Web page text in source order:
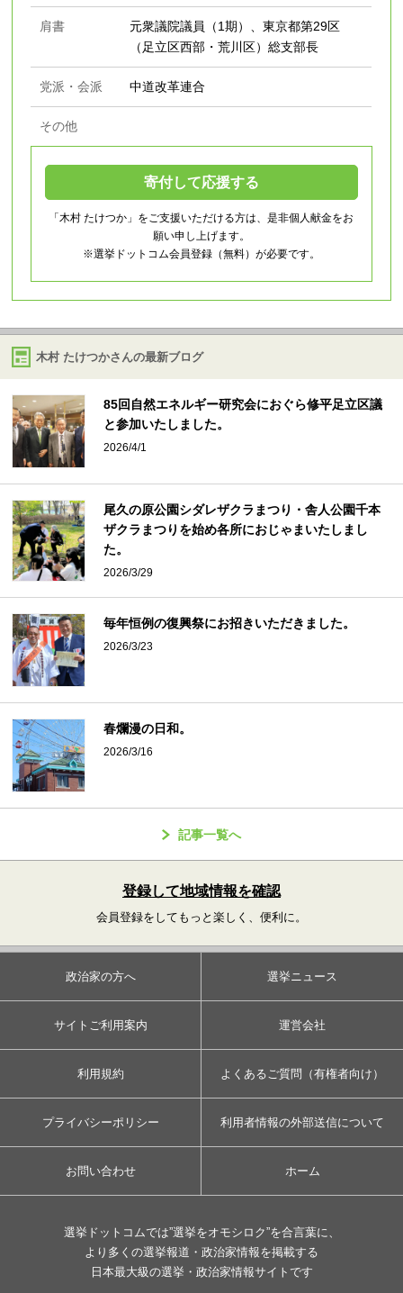
肩書
元衆議院議員（1期）、東京都第29区
（足立区西部・荒川区）総支部長
党派・会派 中道改革連合
その他
寄付して応援する
「木村 たけつか」をご支援いただける方は、是非個人献金をお
願い申し上げます。
※選挙ドットコム会員登録（無料）が必要です。
木村 たけつかさんの最新ブログ
85回自然エネルギー研究会におぐら修平足立区議
と参加いたしました。
2026/4/1
尾久の原公園シダレザクラまつり・舎人公園千本
ザクラまつりを始め各所におじゃまいたしまし
た。
2026/3/29
毎年恒例の復興祭にお招きいただきました。
2026/3/23
春爛漫の日和。
2026/3/16
記事一覧へ
登録して地域情報を確認
会員登録をしてもっと楽しく、便利に。
政治家の方へ 選挙ニュース
サイトご利用案内 運営会社
利用規約 よくあるご質問（有権者向け）
プライバシーポリシー 利用者情報の外部送信について
お問い合わせ ホーム
選挙ドットコムでは”選挙をオモシロク”を合言葉に、
より多くの選挙報道・政治家情報を掲載する
日本最大級の選挙・政治家情報サイトです